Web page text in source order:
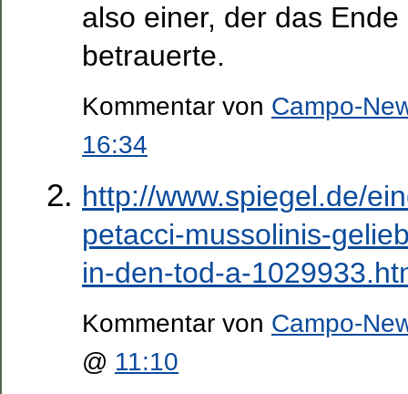
also einer, der das
betrauerte.
Kommentar von Campo-
16:34
http://www.spiegel.de/
petacci-mussolinis-
in-den-tod-a-
Kommentar von Campo-
@ 11:10